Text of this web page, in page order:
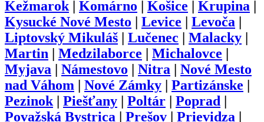
Kežmarok| Komárno Košice Krupina
Kysucké Nové Mesto
Levice Levoča
Liptovský Mikuláš
Lučenec Malacky
Martin
Medzilaborce Michalovce
Myjava
Námestovo Nitra
Nové Mesto
nad Váhom
Nové Zámky Partizánske
Pezinok| Piešťany Poltár Poprad
Považská Bystrica
Prešov Prievidza